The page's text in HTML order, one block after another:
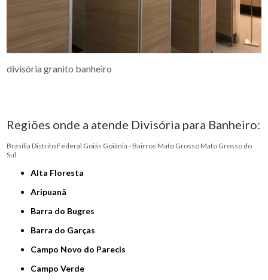
divisória granito banheiro
Regiões onde a atende Divisória para Banheiro:
Brasília Distrito Federal Goiás Goiânia - Bairros Mato Grosso Mato Grosso do
Sul
Alta Floresta
Aripuanã
Barra do Bugres
Barra do Garças
Campo Novo do Parecis
Campo Verde